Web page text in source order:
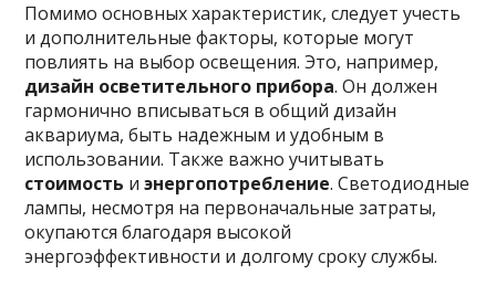
Помимо основных характеристик, следует учесть
и дополнительные факторы, которые могут
повлиять на выбор освещения. Это, например,
дизайн осветительного прибора. Он должен
гармонично вписываться в общий дизайн
аквариума, быть надежным и удобным в
использовании. Также важно учитывать
стоимость иэнергопотребление. Светодиодные
лампы, несмотря на первоначальные затраты,
окупаются благодаря высокой
энергоэффективности и долгому сроку службы.